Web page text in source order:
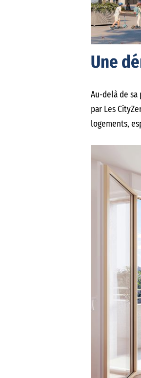
Une
Au-delà de sa
par Les
logements,